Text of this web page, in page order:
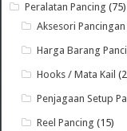
Peralatan Pancing (75)
Aksesori Pancingan
Harga Barang
Hooks / Mata Kail
Penjagaan Setup
Reel Pancing (15)